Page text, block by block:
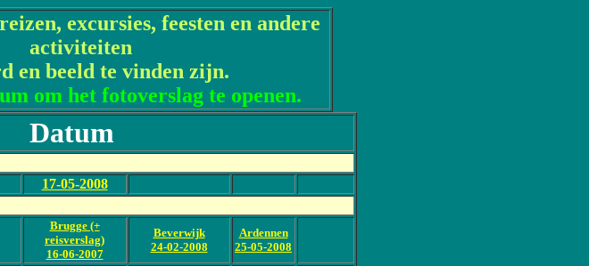
excursies, feesten en andere
activiteiten
en beeld te vinden zijn.
om het fotoverslag te openen.
Datum
17-05-2008
Brugge (+
reisverslag)
16-06-2007
Beverwijk
24-02-2008
Ardennen
25-05-2008